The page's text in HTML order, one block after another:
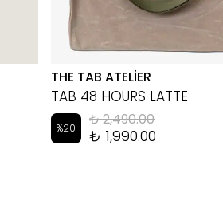
THE TAB ATELİER
TAB 48 HOURS LATTE
%20 ₺ 2,490.00
₺ 1,990.00